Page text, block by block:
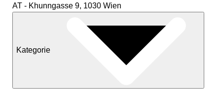
AT - Khunngasse 9, 1030 Wien
Kategorie